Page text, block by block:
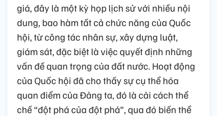
giá, đây là một kỳ họp lịch sử với nhiều nội
dung, bao hàm tất cả chức năng của Quốc
hội, từ công tác nhân sự, xây dựng luật,
giám sát, đặc biệt là việc quyết định những
vấn đề quan trọng của đất nước. Hoạt động
của Quốc hội đã cho thấy sự cụ thể hóa
quan điểm của Đảng ta, đó là cải cách thể
chế “đột phá của đột phá”, qua đó biến thể